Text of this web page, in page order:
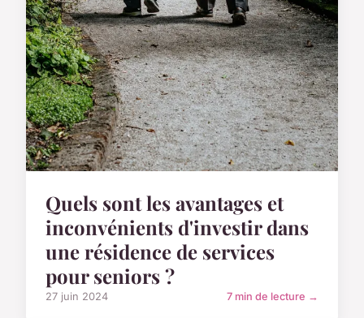
Quels sont les avantages et
inconvénients d'investir dans
une résidence de services
pour seniors ?
27 juin 2024 7 min de lecture →